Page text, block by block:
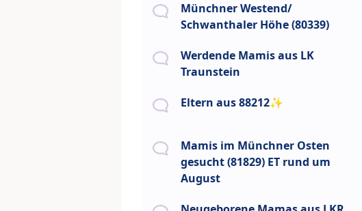
Münchner Westend/
Schwanthaler Höhe (80339)
Werdende Mamis aus LK
Traunstein
Eltern aus 88212✨️
Mamis im Münchner Osten
gesucht (81829) ET rund um
August